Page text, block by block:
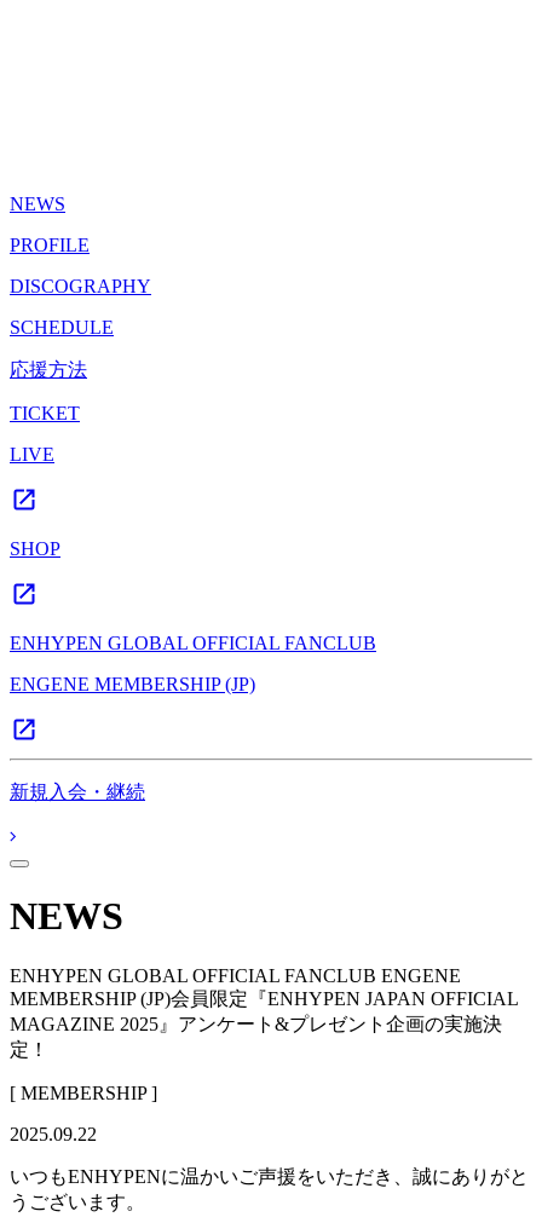
NEWS
PROFILE
DISCOGRAPHY
SCHEDULE
応援方法
TICKET
LIVE
SHOP
ENHYPEN GLOBAL OFFICIAL FANCLUB
ENGENE MEMBERSHIP (JP)
新規入会・継続
NEWS
ENHYPEN GLOBAL OFFICIAL FANCLUB ENGENE
MEMBERSHIP (JP)会員限定『ENHYPEN JAPAN OFFICIAL
MAGAZINE 2025』アンケート&プレゼント企画の実施決
定！
[ MEMBERSHIP ]
2025.09.22
いつもENHYPENに温かいご声援をいただき、誠にありがと
うございます。